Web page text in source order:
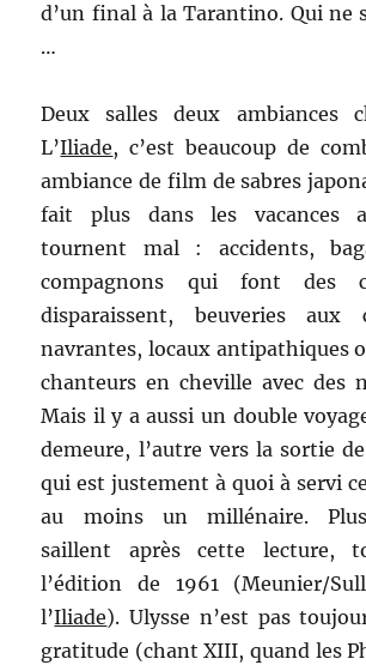
d’un final à la Tarantino. Qui ne
…
Deux salles deux ambiances
L’Iliade, c’est beaucoup de
ambiance de film de sabres
fait plus dans les vacances
tournent mal : accidents,
compagnons qui font des
disparaissent, beuveries aux
navrantes, locaux antipathiques
chanteurs en cheville avec des
Mais il y a aussi un double
demeure, l’autre vers la sortie
qui est justement à quoi à servi
au moins un millénaire.
saillent après cette lecture,
l’édition de 1961 (Meunier/
l’Iliade). Ulysse n’est pas
gratitude (chant XIII, quand les